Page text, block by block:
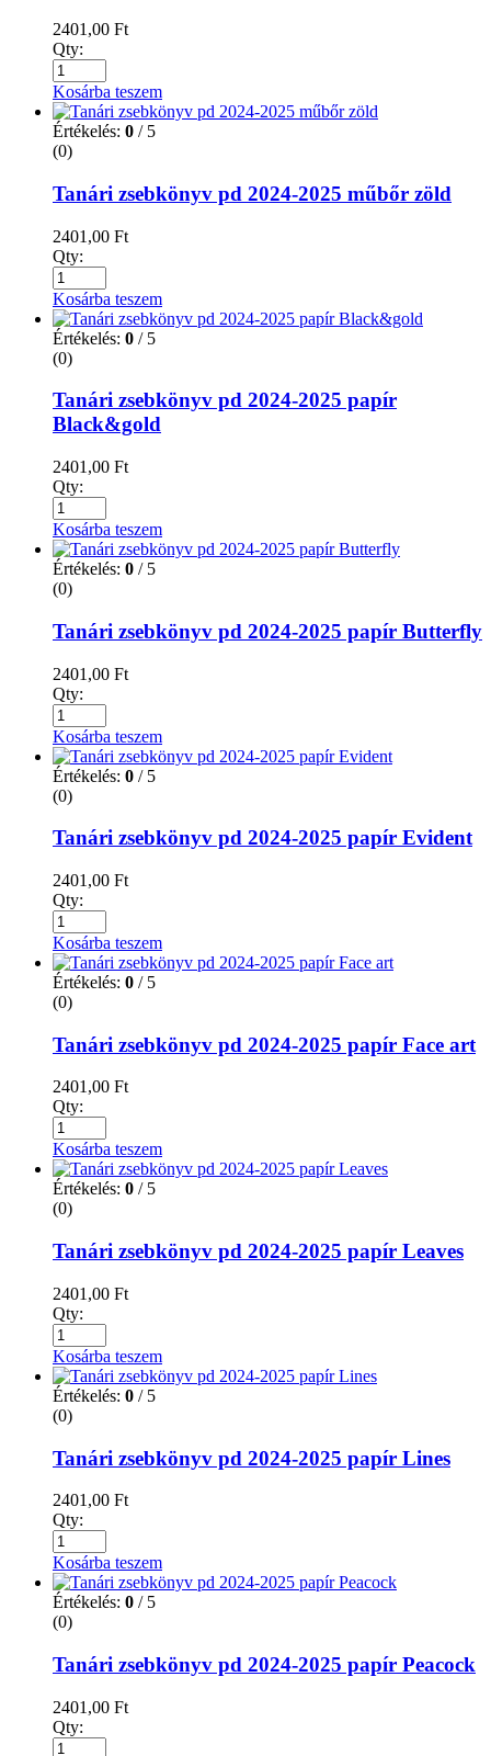
2401,00 Ft
Qty:
Kosárba teszem
Értékelés: 0 / 5
(0)
Tanári zsebkönyv pd 2024-2025 műbőr zöld
2401,00 Ft
Qty:
Kosárba teszem
Értékelés: 0 / 5
(0)
Tanári zsebkönyv pd 2024-2025 papír
Black&gold
2401,00 Ft
Qty:
Kosárba teszem
Értékelés: 0 / 5
(0)
Tanári zsebkönyv pd 2024-2025 papír Butterfly
2401,00 Ft
Qty:
Kosárba teszem
Értékelés: 0 / 5
(0)
Tanári zsebkönyv pd 2024-2025 papír Evident
2401,00 Ft
Qty:
Kosárba teszem
Értékelés: 0 / 5
(0)
Tanári zsebkönyv pd 2024-2025 papír Face art
2401,00 Ft
Qty:
Kosárba teszem
Értékelés: 0 / 5
(0)
Tanári zsebkönyv pd 2024-2025 papír Leaves
2401,00 Ft
Qty:
Kosárba teszem
Értékelés: 0 / 5
(0)
Tanári zsebkönyv pd 2024-2025 papír Lines
2401,00 Ft
Qty:
Kosárba teszem
Értékelés: 0 / 5
(0)
Tanári zsebkönyv pd 2024-2025 papír Peacock
2401,00 Ft
Qty: